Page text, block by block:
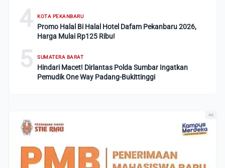
4 KOTA PEKANBARU
Promo Halal Bi Halal Hotel Dafam Pekanbaru 2026,
Harga Mulai Rp125 Ribu!
5 SUMATERA BARAT
Hindari Macet! Dirlantas Polda Sumbar Ingatkan
Pemudik One Way Padang-Bukittinggi
Ad